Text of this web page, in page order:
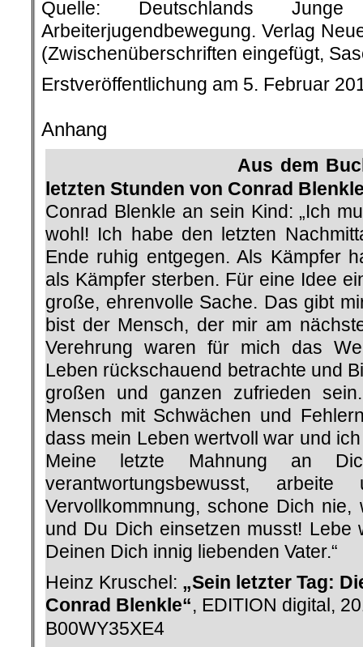
Quelle: Deutschlands
Arbeiterjugendbewegung. Verlag
(Zwischenüberschriften eingefügt,
Erstveröffentlichung am 5. Februar
Anhang
Aus dem
letzten Stunden von Conrad
Conrad Blenkle an sein Kind: „Ich
wohl! Ich habe den letzten
Ende ruhig entgegen. Als Kämpfer
als Kämpfer sterben. Für eine Idee
große, ehrenvolle Sache. Das gibt
bist der Mensch, der mir am
Verehrung waren für mich das
Leben rückschauend betrachte und
großen und ganzen zufrieden
Mensch mit Schwächen und
dass mein Leben wertvoll war und
Meine letzte Mahnung an
verantwortungsbewusst,
Vervollkommnung, schone Dich
und Du Dich einsetzen musst! Lebe
Deinen Dich innig liebenden Vater.“
Heinz Kruschel: „Sein letzter Tag:
Conrad Blenkle“, EDITION digital,
B00WY35XE4